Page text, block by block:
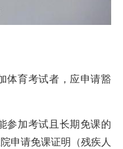
体育考试者，应申请豁
参加考试且长期免课的
申请免课证明（残疾人